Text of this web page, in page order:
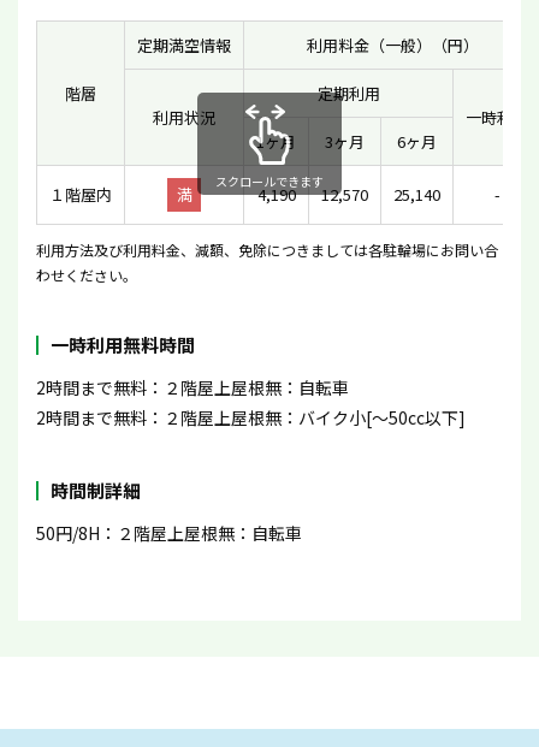
階層
定期満空情報 利用料金（一般）（円）
利用状況
定期利用
一時利用
1ヶ月
3ヶ月 6ヶ月
１階屋内 満 4,190 12,570 25,140 -
スクロールできます
利用方法及び利用料金、減額、免除につきましては各駐輪場にお問い合
わせください。
一時利用無料時間
2時間まで無料：２階屋上屋根無：自転車
2時間まで無料：２階屋上屋根無：バイク小[〜50cc以下]
時間制詳細
50円/8H：２階屋上屋根無：自転車